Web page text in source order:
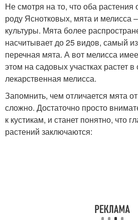
Не смотря на то, что оба растения
роду Яснотковых, мята и мелисса
культуры. Мята более
насчитывает до 25 видов, самый
перечная мята. А вот мелисса
этом на садовых участках растет
лекарственная мелисса.
Запомнить, чем отличается мята
сложно. Достаточно просто
к кустикам, и станет понятно, что
растений заключаются: